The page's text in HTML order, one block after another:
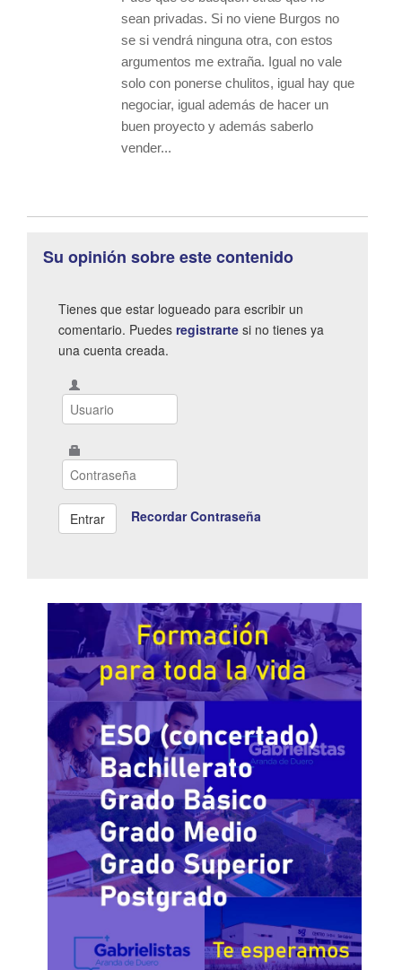
sean privadas. Si no viene Burgos no
se si vendrá ninguna otra, con estos
argumentos me extraña. Igual no vale
solo con ponerse chulitos, igual hay que
negociar, igual además de hacer un
buen proyecto y además saberlo
vender...
Su opinión sobre este contenido
Tienes que estar logueado para escribir un
comentario. Puedes registrarte si no tienes ya
una cuenta creada.
Recordar Contraseña